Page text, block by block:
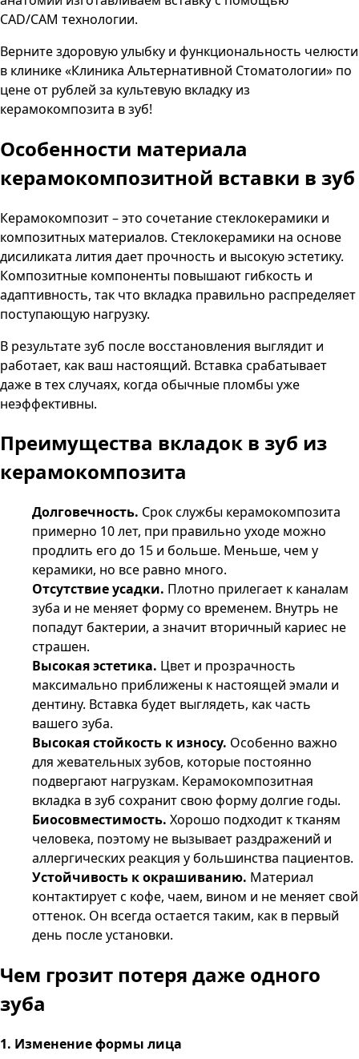
CAD/CAM технологии.
Верните здоровую улыбку и функциональность челюсти
в клинике«Клиника Альтернативной Стоматологии» по
цене от рублей за культевую вкладку из
керамокомпозита в зуб!
Особенности материала
керамокомпозитной вставки в зуб
Керамокомпозит – это сочетание стеклокерамики и
композитных материалов. Стеклокерамики на основе
дисиликата лития дает прочность и высокую эстетику.
Композитные компоненты повышают гибкость и
адаптивность, так что вкладка правильно распределяет
поступающую нагрузку.
В результате зуб после восстановления выглядит и
работает, как ваш настоящий. Вставка срабатывает
даже в тех случаях, когда обычные пломбы уже
неэффективны.
Преимущества вкладок в зуб из
керамокомпозита
Долговечность. Срок службы керамокомпозита
примерно 10 лет, при правильно уходе можно
продлить его до 15 и больше. Меньше, чем у
керамики, но все равно много.
Отсутствие усадки. Плотно прилегает к каналам
зуба и не меняет форму со временем. Внутрь не
попадут бактерии, а значит вторичный кариес не
страшен.
Высокая эстетика. Цвет и прозрачность
максимально приближены к настоящей эмали и
дентину. Вставка будет выглядеть, как часть
вашего зуба.
Высокая стойкость к износу. Особенно важно
для жевательных зубов, которые постоянно
подвергают нагрузкам. Керамокомпозитная
вкладка в зуб сохранит свою форму долгие годы.
Биосовместимость. Хорошо подходит к тканям
человека, поэтому не вызывает раздражений и
аллергических реакция у большинства пациентов.
Устойчивость к окрашиванию. Материал
контактирует с кофе, чаем, вином и не меняет свой
оттенок. Он всегда остается таким, как в первый
день после установки.
Чем грозит потеря даже одного
зуба
1. Изменение формы лица